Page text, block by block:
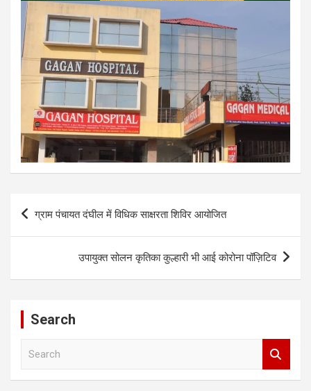
Post
navigation
ग्राम पंचायत दंघील में विधिक साक्षरता शिविर आयोजित
उपायुक्त सोलन कृतिका कुल्हारी भी आई कोरोना पॉज़िटिव
Search